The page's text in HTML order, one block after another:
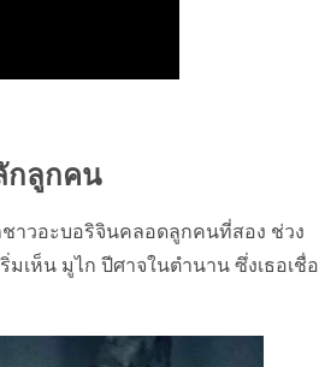
กลูกคน
าวอะบอริจินคลอดลูกคนที่สอง ช่วง
มเห็น มูไก ปีศาจในตำนาน ซึ่งเธอเชื่อ